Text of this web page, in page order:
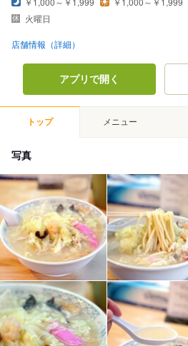
火曜日
店舗情報（詳細）
アプリで開く
トップ メニュー
写真